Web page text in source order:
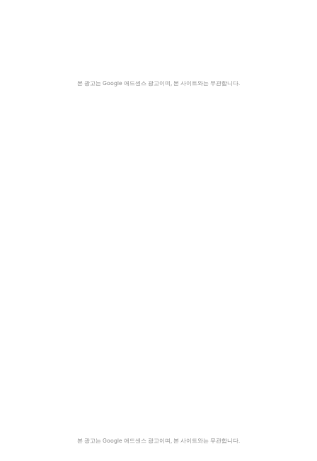
본 광고는 Google 애드센스 광고이며, 본 사이트와는 무관합니다.
본 광고는 Google 애드센스 광고이며, 본 사이트와는 무관합니다.